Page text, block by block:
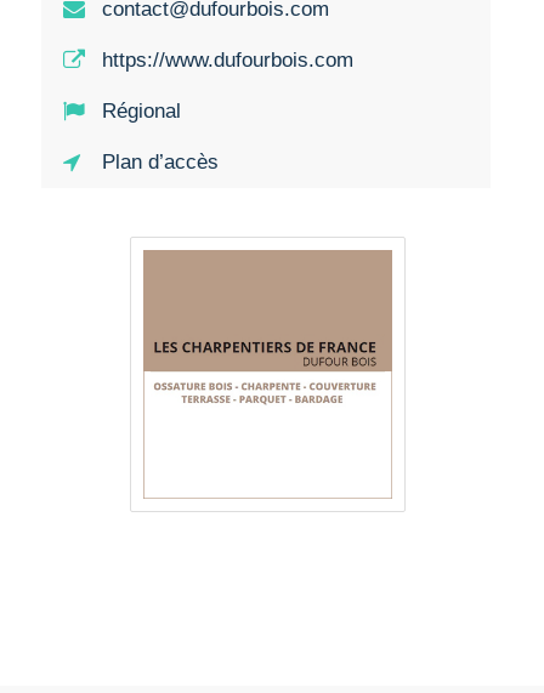
contact@dufourbois.com
https://www.dufourbois.com
Régional
Plan d’accès